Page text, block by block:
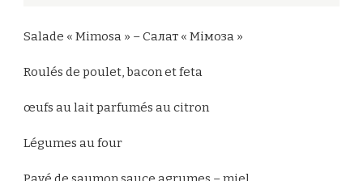
Salade « Mimosa » – Салат « Мімоза »
Roulés de poulet, bacon et feta
œufs au lait parfumés au citron
Légumes au four